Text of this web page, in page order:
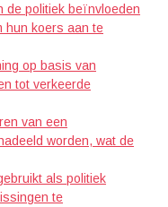
de politiek beïnvloeden
hun koers aan te
op basis van
tot verkeerde
van een
worden, wat de
als politiek
te